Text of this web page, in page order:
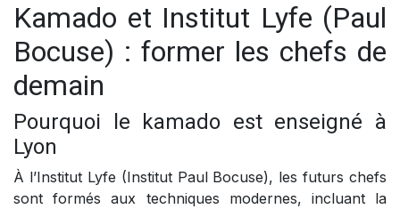
Kamado et Institut Lyfe (Paul
Bocuse) : former les chefs de
demain
Pourquoi le kamado est enseigné à
Lyon
À l’Institut Lyfe (Institut Paul Bocuse), les futurs chefs
sont formés aux techniques modernes, incluant la